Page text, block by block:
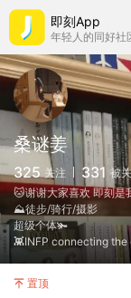
即刻App
年轻人的同好社
桑谜姜
325 关注 331 被
🐱谢谢大家喜欢 即刻是
⛰️徒步/骑行/摄影
超级个体🫚
👾INFP connecting the
置顶